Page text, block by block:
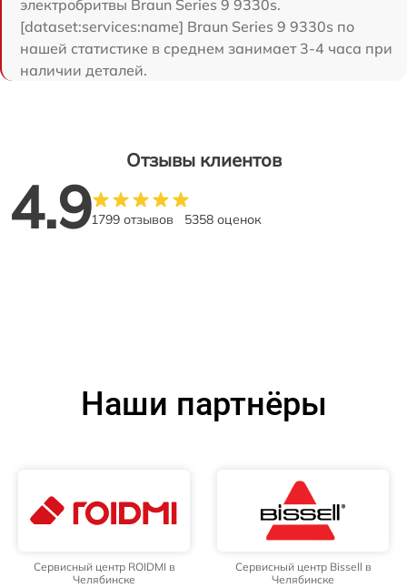
электробритвы Braun Series 9 9330s.
[dataset:services:name] Braun Series 9 9330s по
нашей статистике в среднем занимает 3-4 часа при
наличии деталей.
Отзывы клиентов
4.91799 отзывов 5358 оценок
Наши партнёры
Сервисный центр ROIDMI в
Челябинске
Сервисный центр Bissell в
Челябинске